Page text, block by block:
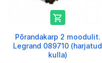

Põrandakarp 2 moodulit.
Legrand 089710 (harjatud
kulla)